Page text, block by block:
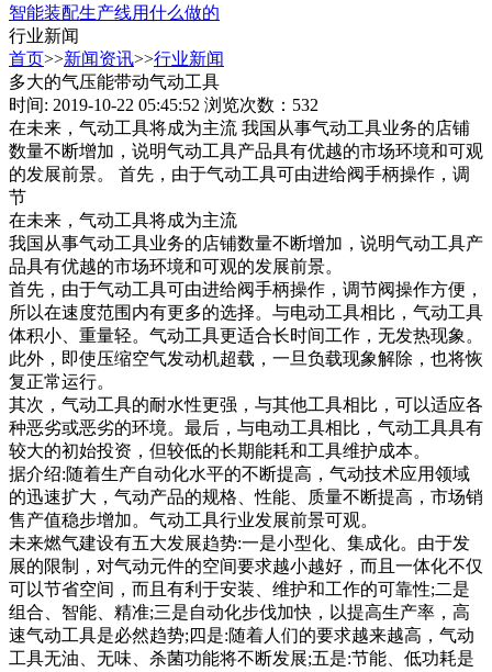
智能装配生产线用什么做的
行业新闻
首页>>新闻资讯>>行业新闻
多大的气压能带动气动工具
时间: 2019-10-22 05:45:52 浏览次数：532
在未来，气动工具将成为主流 我国从事气动工具业务的店铺
数量不断增加，说明气动工具产品具有优越的市场环境和可观
的发展前景。 首先，由于气动工具可由进给阀手柄操作，调
节
在未来，气动工具将成为主流
我国从事气动工具业务的店铺数量不断增加，说明气动工具产
品具有优越的市场环境和可观的发展前景。
首先，由于气动工具可由进给阀手柄操作，调节阀操作方便，
所以在速度范围内有更多的选择。与电动工具相比，气动工具
体积小、重量轻。气动工具更适合长时间工作，无发热现象。
此外，即使压缩空气发动机超载，一旦负载现象解除，也将恢
复正常运行。
其次，气动工具的耐水性更强，与其他工具相比，可以适应各
种恶劣或恶劣的环境。最后，与电动工具相比，气动工具具有
较大的初始投资，但较低的长期能耗和工具维护成本。
据介绍:随着生产自动化水平的不断提高，气动技术应用领域
的迅速扩大，气动产品的规格、性能、质量不断提高，市场销
售产值稳步增加。气动工具行业发展前景可观。
未来燃气建设有五大发展趋势:一是小型化、集成化。由于发
展的限制，对气动元件的空间要求越小越好，而且一体化不仅
可以节省空间，而且有利于安装、维护和工作的可靠性;二是
组合、智能、精准;三是自动化步伐加快，以提高生产率，高
速气动工具是必然趋势;四是:随着人们的要求越来越高，气动
工具无油、无味、杀菌功能将不断发展;五是:节能、低功耗是